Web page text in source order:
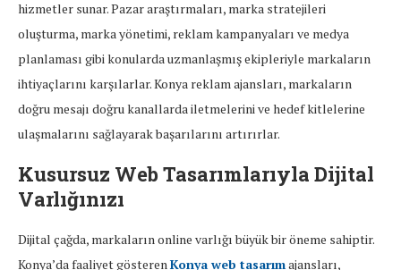
hizmetler sunar. Pazar araştırmaları, marka stratejileri
oluşturma, marka yönetimi, reklam kampanyaları ve medya
planlaması gibi konularda uzmanlaşmış ekipleriyle markaların
ihtiyaçlarını karşılarlar. Konya reklam ajansları, markaların
doğru mesajı doğru kanallarda iletmelerini ve hedef kitlelerine
ulaşmalarını sağlayarak başarılarını artırırlar.
Kusursuz Web Tasarımlarıyla Dijital
Varlığınızı
Dijital çağda, markaların online varlığı büyük bir öneme sahiptir.
Konya’da faaliyet gösterenKonya web tasarımajansları,